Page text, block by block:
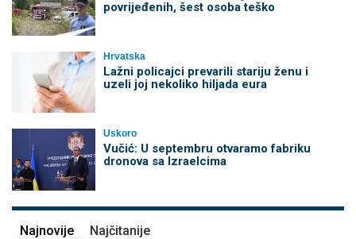
povrijeđenih, šest osoba teško
Hrvatska
Lažni policajci prevarili stariju ženu i
uzeli joj nekoliko hiljada eura
Uskoro
Vučić: U septembru otvaramo fabriku
dronova sa Izraelcima
Najnovije Najčitanije